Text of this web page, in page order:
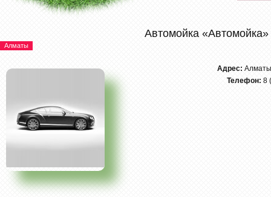
Автомойка
Алматы
Адрес:
Телефон: 8